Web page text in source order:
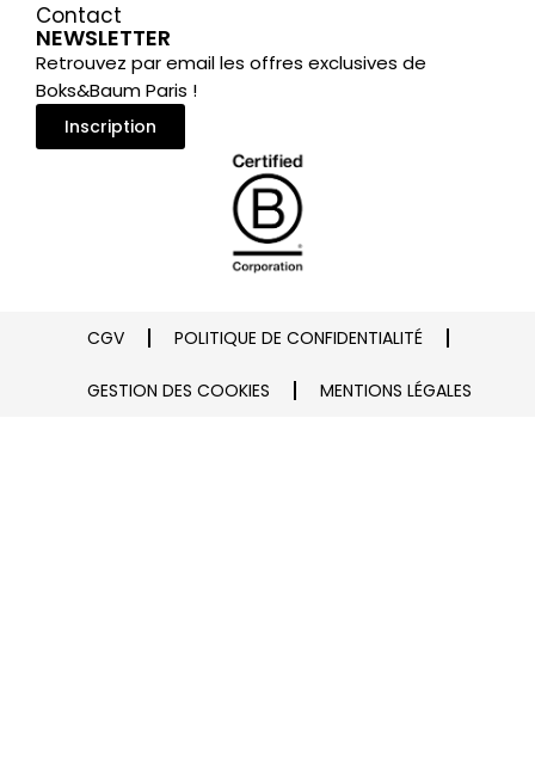
Contact
NEWSLETTER
Retrouvez par email les offres exclusives de
Boks&Baum Paris !
Inscription
CGV POLITIQUE DE CONFIDENTIALITÉ
GESTION DES COOKIES MENTIONS LÉGALES